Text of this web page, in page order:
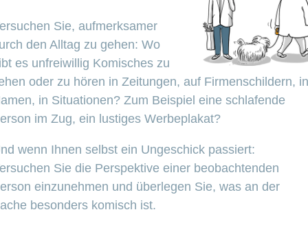
Sie, aufmerksamer
den Alltag zu gehen: Wo
es unfreiwillig Komisches zu
oder zu hören in Zeitungen, auf Firmenschildern,
in Situationen? Zum Beispiel eine schlafende
im Zug, ein lustiges Werbeplakat?
wenn Ihnen selbst ein Ungeschick passiert:
Sie die Perspektive einer beobachtenden
einzunehmen und überlegen Sie, was an der
besonders komisch ist.